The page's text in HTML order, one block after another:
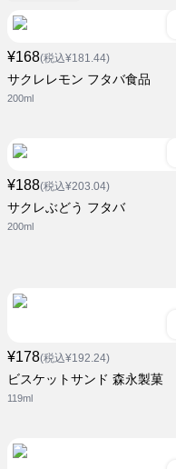
¥168(税込¥181.44)
サクレレモン フタバ食品
200ml
¥188(税込¥203.04)
サクレぶどう フタバ
200ml
¥178(税込¥192.24)
ビスケットサンド 森永製菓
119ml